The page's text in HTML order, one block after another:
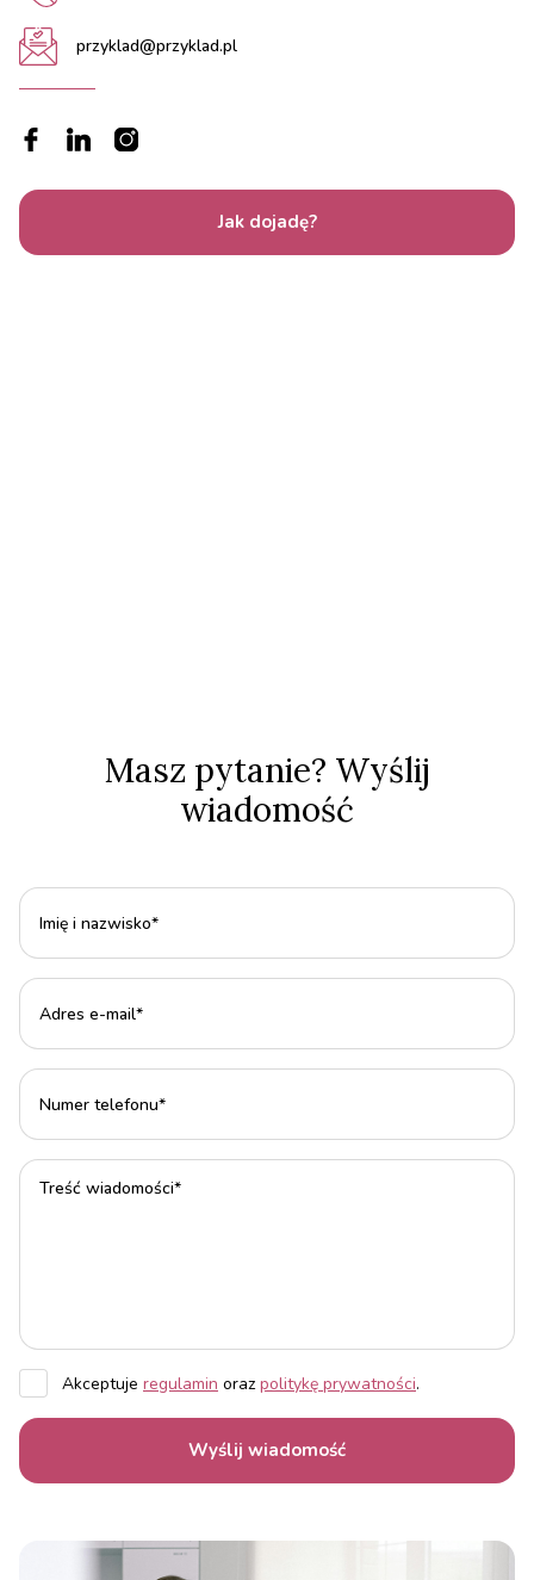
przyklad@przyklad.pl
Jak dojadę?
Masz pytanie? Wyślij
wiadomość
Akceptuje regulamin oraz politykę prywatności.
Wyślij wiadomość